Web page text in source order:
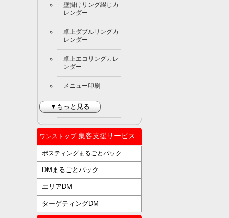
壁掛けリング綴じカ
レンダー
卓上ダブルリングカ
レンダー
卓上エコリングカレ
ンダー
メニュー印刷
▼もっと見る
ワンストップ集客支援サービス
ポスティングまるごとパック
DMまるごとパック
エリアDM
ターゲティングDM